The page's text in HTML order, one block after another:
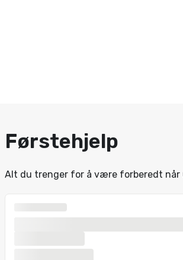
Førstehjelp
Alt du trenger for å være forberedt når